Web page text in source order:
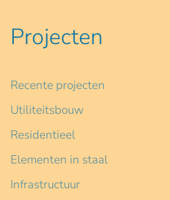
Projecten
Recente projecten
Utiliteitsbouw
Residentieel
Elementen in staal
Infrastructuur